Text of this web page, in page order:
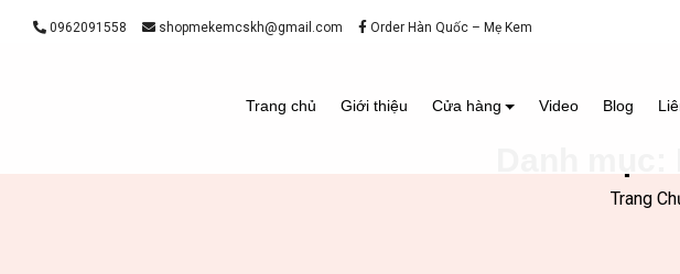
0962091558 shopmekemcskh@gmail.com Order Hàn Quốc – Mẹ Kem
Trang chủ Giới thiệu Cửa hàng Video Blog
Trang